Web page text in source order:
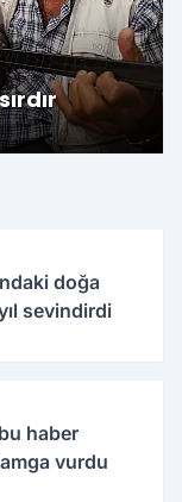
doğa
sevindirdi
haber
vurdu